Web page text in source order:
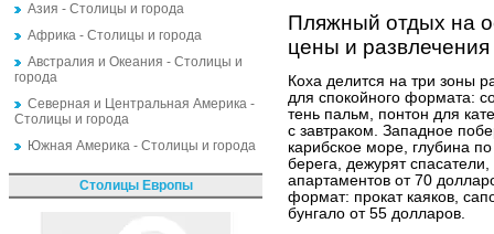
Азия - Столицы и города
Африка - Столицы и города
Австралия и Океания - Столицы и
города
Северная и Центральная Америка -
Столицы и города
Южная Америка - Столицы и города
Столицы Европы
Пляжный отдых на
цены и развлечения
Коха делится на три зоны
для спокойного формата:
тень пальм, понтон для
с завтраком. Западное
карибское море, глубина
берега, дежурят
апартаментов от 70
формат: прокат каяков,
бунгало от 55 долларов.